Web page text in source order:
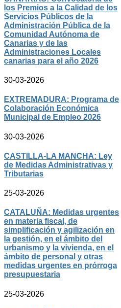
los Premios a la Calidad de los
Servicios Públicos de la
Administración Pública de la
Comunidad Autónoma de
Canarias y de las
Administraciones Locales
canarias para el año 2026
30-03-2026
EXTREMADURA: Programa de
Colaboración Económica
Municipal de Empleo 2026
30-03-2026
CASTILLA-LA MANCHA: Ley
de Medidas Administrativas y
Tributarias
25-03-2026
CATALUÑA: Medidas urgentes
en materia fiscal, de
simplificación y agilización en
la gestión, en el ámbito del
urbanismo y la vivienda, en el
ámbito de personal y otras
medidas urgentes en prórroga
presupuestaria
25-03-2026